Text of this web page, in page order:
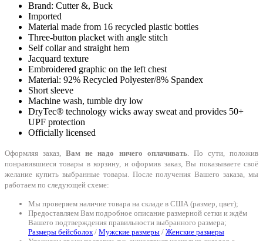
Brand: Cutter &, Buck
Imported
Material made from 16 recycled plastic bottles
Three-button placket with angle stitch
Self collar and straight hem
Jacquard texture
Embroidered graphic on the left chest
Material: 92% Recycled Polyester/8% Spandex
Short sleeve
Machine wash, tumble dry low
DryTec® technology wicks away sweat and provides 50+
UPF protection
Officially licensed
Оформляя заказ,Вам не надо ничего оплачивать. По сути, положив
понравившиеся товары в корзину, и оформив заказ, Вы показываете своё
желание купить выбранные товары. После получения Вашего заказа, мы
работаем по следующей схеме:
Мы проверяем наличие товара на складе в США (размер, цвет);
Предоставляем Вам подробное описание размерной сетки и ждём
Вашего подтверждения правильности выбранного размера;
Размеры бейсболок/ Мужские размеры / Женские размеры